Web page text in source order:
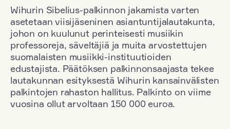
Wihurin Sibelius-palkinnon jakamista varten
asetetaan viisijäseninen asiantuntijalautakunta,
johon on kuulunut perinteisesti musiikin
professoreja, säveltäjiä ja muita arvostettujen
suomalaisten musiikki-instituutioiden
edustajista. Päätöksen palkinnonsaajasta tekee
lautakunnan esityksestä Wihurin kansainvälisten
palkintojen rahaston hallitus. Palkinto on viime
vuosina ollut arvoltaan 150 000 euroa.